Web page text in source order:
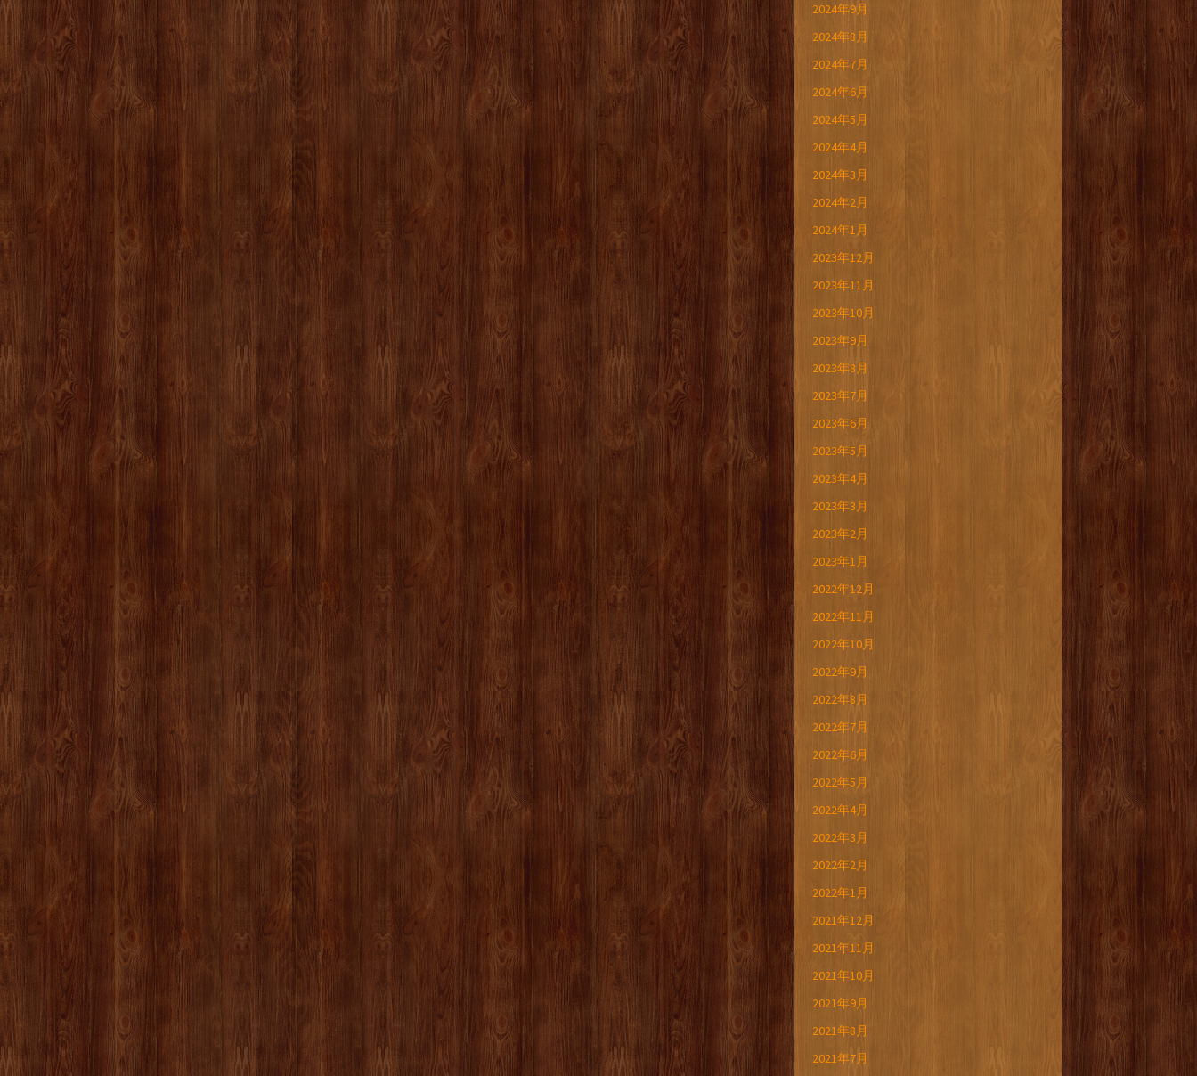
2024年9月
2024年8月
2024年7月
2024年6月
2024年5月
2024年4月
2024年3月
2024年2月
2024年1月
2023年12月
2023年11月
2023年10月
2023年9月
2023年8月
2023年7月
2023年6月
2023年5月
2023年4月
2023年3月
2023年2月
2023年1月
2022年12月
2022年11月
2022年10月
2022年9月
2022年8月
2022年7月
2022年6月
2022年5月
2022年4月
2022年3月
2022年2月
2022年1月
2021年12月
2021年11月
2021年10月
2021年9月
2021年8月
2021年7月